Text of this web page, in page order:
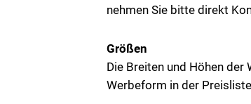
nehmen Sie bitte direkt
Größen
Die Breiten und Höhen
Werbeform in der